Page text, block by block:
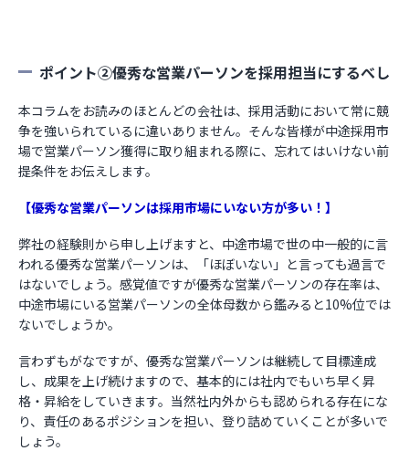
ポイント②優秀な営業パーソンを採用担当にするべし
本コラムをお読みのほとんどの会社は、採用活動において常に競
争を強いられているに違いありません。そんな皆様が中途採用市
場で営業パーソン獲得に取り組まれる際に、忘れてはいけない前
提条件をお伝えします。
【優秀な営業パーソンは採用市場にいない方が多い！】
弊社の経験則から申し上げますと、中途市場で世の中一般的に言
われる優秀な営業パーソンは、「ほぼいない」と言っても過言で
はないでしょう。感覚値ですが優秀な営業パーソンの存在率は、
中途市場にいる営業パーソンの全体母数から鑑みると10%位では
ないでしょうか。
言わずもがなですが、優秀な営業パーソンは継続して目標達成
し、成果を上げ続けますので、基本的には社内でもいち早く昇
格・昇給をしていきます。当然社内外からも認められる存在にな
り、責任のあるポジションを担い、登り詰めていくことが多いで
しょう。